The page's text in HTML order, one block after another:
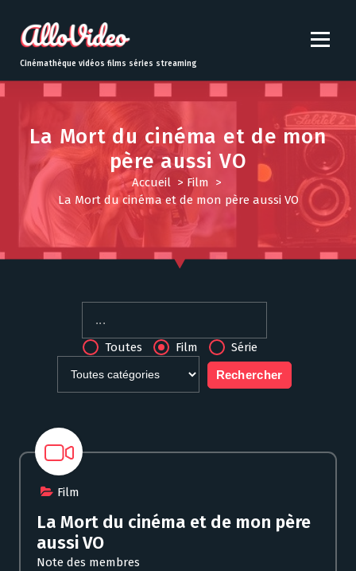
t
o
Cinémathèque vidéos films séries streaming
La Mort du cinéma et de mon
père aussi VO
Accueil> Film >
La Mort du cinéma et de mon père aussi VO
Toutes Film Série
Film
La Mort du cinéma et de mon père
aussi VO
Note des membres